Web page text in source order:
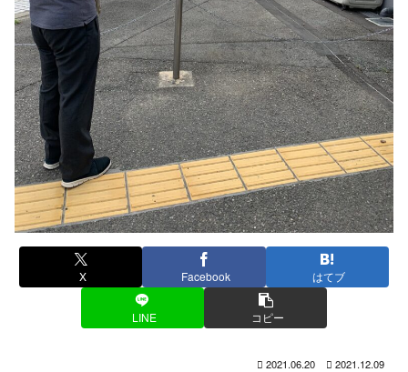
X Facebook はてブ
LINE コピー
2021.06.20 2021.12.09